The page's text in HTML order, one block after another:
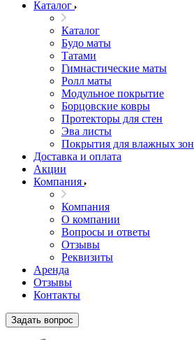
Каталог
Каталог
Будо маты
Татами
Гимнастические маты
Ролл маты
Модульное покрытие
Борцовские ковры
Протекторы для стен
Эва листы
Покрытия для влажных зон
Доставка и оплата
Акции
Компания
Компания
О компании
Вопросы и ответы
Отзывы
Реквизиты
Аренда
Отзывы
Контакты
Задать вопрос